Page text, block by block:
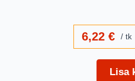
6,22€ tk
Lisa